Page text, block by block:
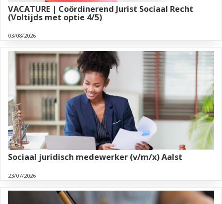
VACATURE | Coördinerend Jurist Sociaal Recht
(Voltijds met optie 4/5)
03/08/2026
Sociaal juridisch medewerker (v/m/x) Aalst
23/07/2026